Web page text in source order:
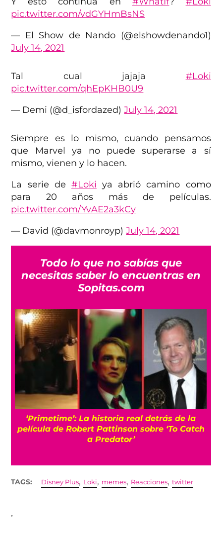
pic.twitter.com/vdGYHmBsNS
— El Show de Nando (@elshowdenando1)
July 14, 2021
Tal cual jajaja #Loki
pic.twitter.com/qhEpKHB0U9
— Demi (@d_isfordazed)July 14, 2021
Siempre es lo mismo, cuando pensamos
que Marvel ya no puede superarse a sí
mismo, vienen y lo hacen.
La serie de #Loki ya abrió camino como
para 20 años más de películas.
pic.twitter.com/YvAE2a3kCy
— David (@davmonroyp)July 14, 2021
Todo lo que no sabías que
necesitas saber lo encuentras en
Sopitas.com
‘Primetime’: La historia real detrás de la
película de Robert Pattinson sobre ‘To Catch
a Predator’
TAGS: Disney Plus, Loki, memes, Reacciones,twitter